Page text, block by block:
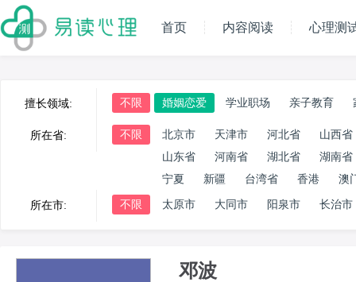
首页 内容阅读 心理测
擅长领域: 不限 婚姻恋爱 学业职场 亲子教育
所在省: 不限 北京市 天津市 河北省
山西省
山东省
河南省 湖北省
湖南省
宁夏
新疆 台湾省 香港 澳
所在市: 不限 太原市 大同市 阳泉市 长治市
邓波